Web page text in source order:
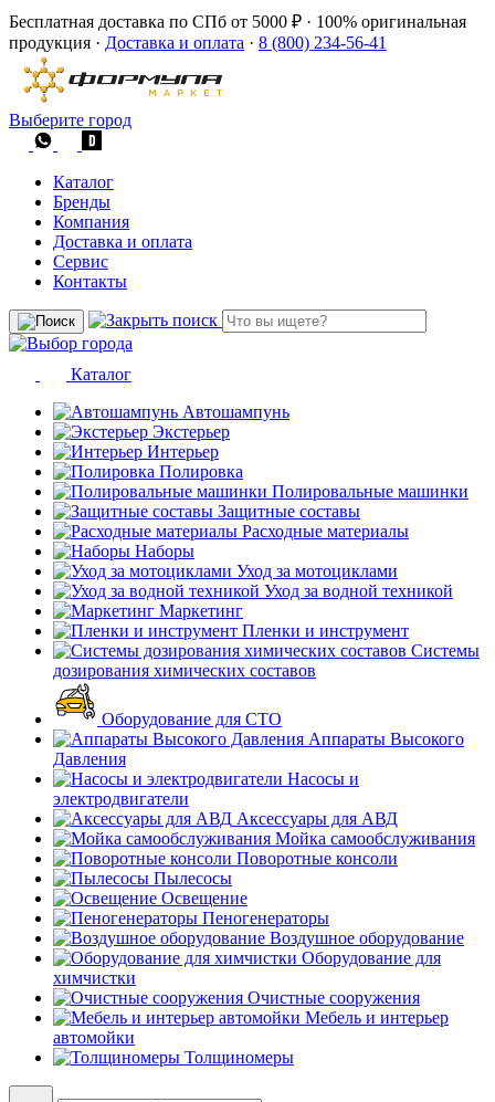
Бесплатная доставка по СПб от 5000 ₽ · 100% оригинальная
продукция · Доставка и оплата · 8 (800) 234-56-41
Выберите город
Каталог
Бренды
Компания
Доставка и оплата
Сервис
Контакты
Каталог
Автошампунь
Экстерьер
Интерьер
Полировка
Полировальные машинки
Защитные составы
Расходные материалы
Наборы
Уход за мотоциклами
Уход за водной техникой
Маркетинг
Пленки и инструмент
Системы
дозирования химических составов
Оборудование для СТО
Аппараты Высокого
Давления
Насосы и
электродвигатели
Аксессуары для АВД
Мойка самообслуживания
Поворотные консоли
Пылесосы
Освещение
Пеногенераторы
Воздушное оборудование
Оборудование для
химчистки
Очистные сооружения
Мебель и интерьер
автомойки
Толщиномеры